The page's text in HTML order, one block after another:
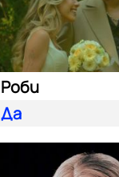
Роби
Да